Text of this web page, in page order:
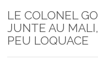
LE COLONEL
JUNTE AU
PEU LOQUACE